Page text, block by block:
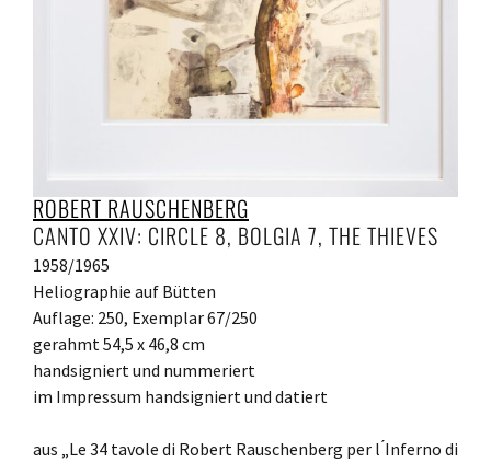
ROBERT RAUSCHENBERG
CANTO XXIV: CIRCLE 8, BOLGIA 7, THE THIEVES
1958/1965
Heliographie auf Bütten
Auflage: 250, Exemplar 67/250
gerahmt 54,5 x 46,8 cm
handsigniert und nummeriert
im Impressum handsigniert und datiert
aus „Le 34 tavole di Robert Rauschenberg per l ́Inferno di